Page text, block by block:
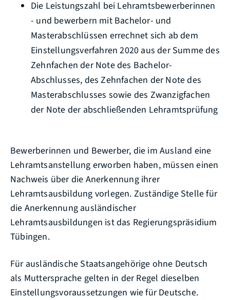
Die Leistungszahl bei Lehramtsbewerberinnen
- und bewerbern mit Bachelor- und
Masterabschlüssen errechnet sich ab dem
Einstellungsverfahren 2020 aus der Summe des
Zehnfachen der Note des Bachelor-
Abschlusses, des Zehnfachen der Note des
Masterabschlusses sowie des Zwanzigfachen
der Note der abschließenden Lehramtsprüfung
Bewerberinnen und Bewerber, die im Ausland eine
Lehramtsanstellung erworben haben, müssen einen
Nachweis über die Anerkennung ihrer
Lehramtsausbildung vorlegen. Zuständige Stelle für
die Anerkennung ausländischer
Lehramtsausbildungen ist das Regierungspräsidium
Tübingen.
Für ausländische Staatsangehörige ohne Deutsch
als Muttersprache gelten in der Regel dieselben
Einstellungsvoraussetzungen wie für Deutsche.